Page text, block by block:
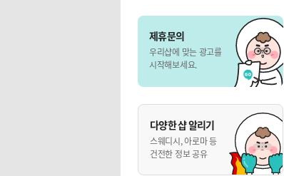
제휴문의
우리샵에 맞는 광고를
시작해보세요.
다양한 샵 알리기
스웨디시, 아로마 등
건전한 정보 공유